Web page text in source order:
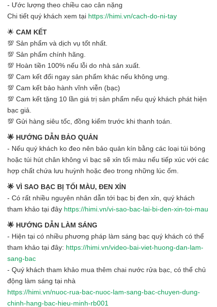
- Ước lượng theo chiều cao cân nặng
Chi tiết quý khách xem tại https://himi.vn/cach-do-ni-tay
🌟 CAM KẾT
💯 Sản phẩm và dịch vụ tốt nhất.
💯 Sản phẩm chính hãng.
💯 Hoàn tiền 100% nếu lỗi do nhà sản xuất.
💯 Cam kết đổi ngay sản phẩm khác nếu không ưng.
💯 Cam kết bảo hành vĩnh viễn (bạc)
💯 Cam kết tặng 10 lần giá trị sản phẩm nếu quý khách phát hiện
bạc giả.
💯 Gửi hàng siêu tốc, đồng kiểm trước khi thanh toán.
🌟 HƯỚNG DẪN BẢO QUẢN
- Nếu quý khách ko đeo nên bảo quản kín bằng các loại túi bóng
hoặc túi hút chân không vì bạc sẽ xỉn tối màu nếu tiếp xúc với các
hợp chất chứa lưu huỳnh hoặc đeo trong những lúc ốm.
🌟 VÌ SAO BẠC BỊ TỐI MÀU, ĐEN XỈN
- Có rất nhiều nguyên nhân dẫn tới bạc bị đen xỉn, quý khách
tham khảo tại đây https://himi.vn/vi-sao-bac-lai-bi-den-xin-toi-mau
🌟 HƯỚNG DẪN LÀM SÁNG
- Hiện tại có nhiều phương pháp làm sáng bạc quý khách có thể
tham khảo tại đây: https://himi.vn/video-bai-viet-huong-dan-lam-
sang-bac
- Quý khách tham khảo mua thêm chai nước rửa bạc, có thể chủ
động làm sáng tại nhà
https://himi.vn/nuoc-rua-bac-nuoc-lam-sang-bac-chuyen-dung-
chinh-hang-bac-hieu-minh-rb001